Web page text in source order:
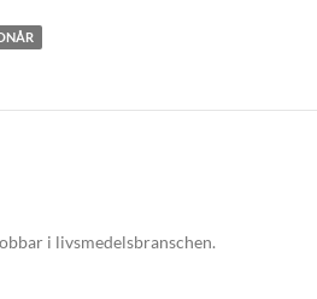
i livsmedelsbranschen.